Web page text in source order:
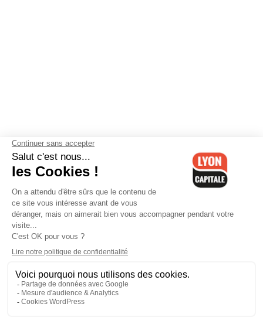
Contactez-nous-Mentions légales-CGV-Politique de
confidentialité-Gestion des cookies